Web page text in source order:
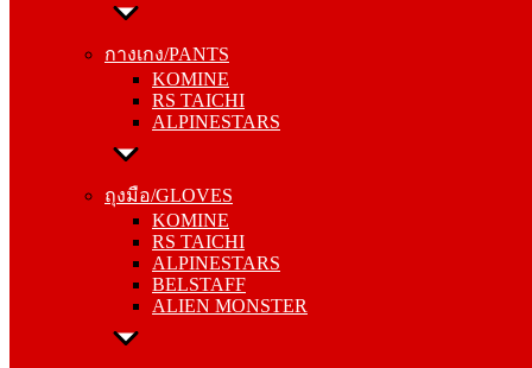
กางเกง/PANTS
KOMINE
RS TAICHI
ALPINESTARS
ถุงมือ/GLOVES
KOMINE
RS TAICHI
ALPINESTARS
BELSTAFF
ALIEN MONSTER
กางเกง/PANTS
RS TAICHI
ALPINESTARS
ถุงมือ/GLOVES
RS TAICHI
ALPINESTARS
BELSTAFF
ALIEN MONSTER
รองเท้า/BOOTS